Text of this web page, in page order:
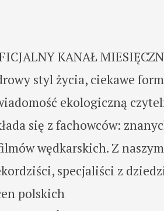
KANAŁ
styl życia, ciekawe
ekologiczną
się z fachowców:
wędkarskich. Z
specjaliści z
polskich